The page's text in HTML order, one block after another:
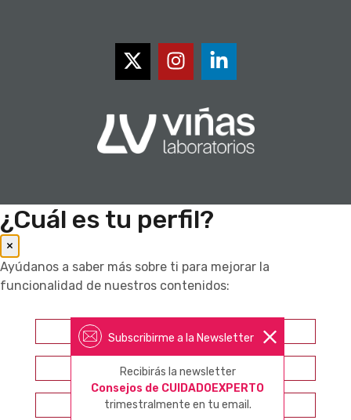
Subscribirme a la Newsletter
Recibirás la newsletter
Consejos de CUIDADOEXPERTO
trimestralmente en tu email.
¿Cuál es tu perfil?
×
Ayúdanos a saber más sobre ti para mejorar la
funcionalidad de nuestros contenidos:
Farmacéutico
Otros profesionales sanitarios
Consumidor